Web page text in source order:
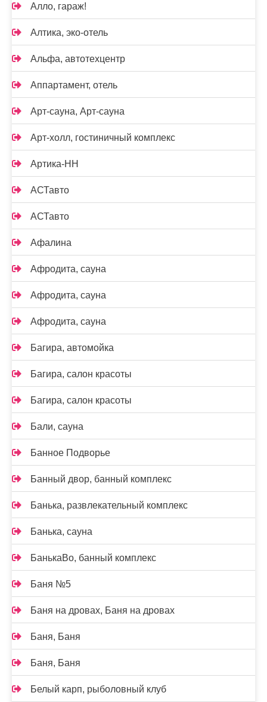
Алло, гараж!
Алтика, эко-отель
Альфа, автотехцентр
Аппартамент, отель
Арт-сауна, Арт-сауна
Арт-холл, гостиничный комплекс
Артика-НН
АСТавто
АСТавто
Афалина
Афродита, сауна
Афродита, сауна
Афродита, сауна
Багира, автомойка
Багира, салон красоты
Багира, салон красоты
Бали, сауна
Банное Подворье
Банный двор, банный комплекс
Банька, развлекательный комплекс
Банька, сауна
БанькаВо, банный комплекс
Баня №5
Баня на дровах, Баня на дровах
Баня, Баня
Баня, Баня
Белый карп, рыболовный клуб